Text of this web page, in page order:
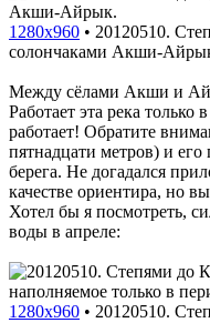
1280x960 • 20120510.
солончаками Акши-
Между сёлами Акши и
Работает эта река только
работает! Обратите
пятнадцати метров) и
берега. Не догадался
качестве ориентира, но
Хотел бы я посмотреть,
воды в апреле:
1280x960 • 20120510.